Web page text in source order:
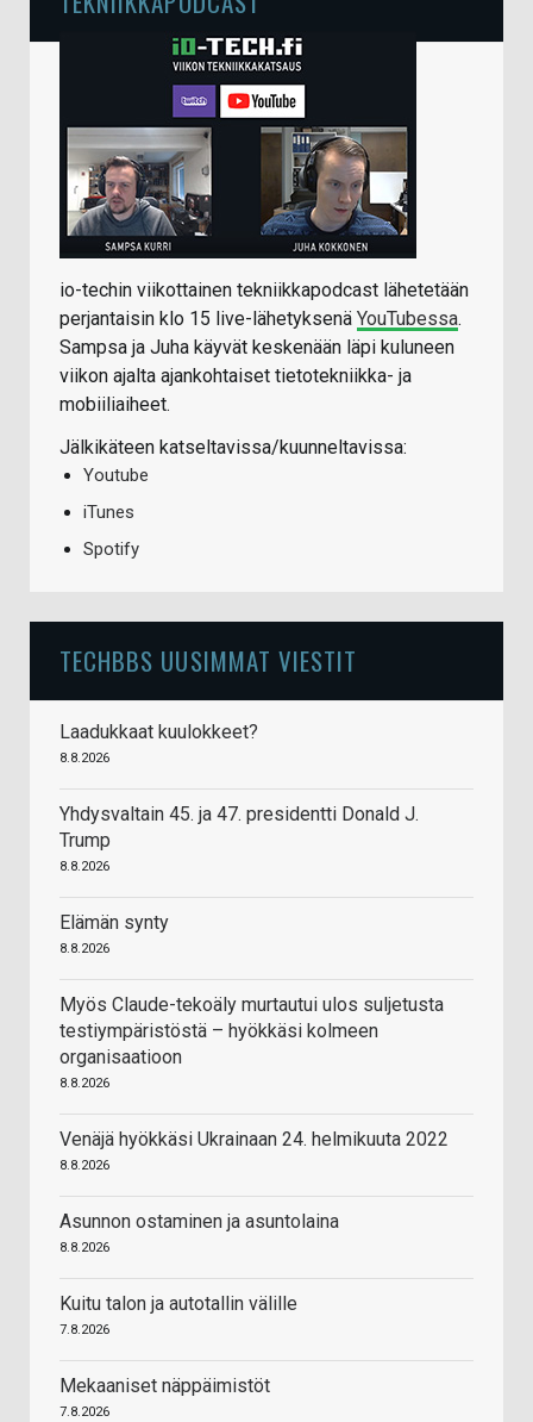
io-techin viikottainen tekniikkapodcast lähetetään
perjantaisin klo 15 live-lähetyksenä YouTubessa.
Sampsa ja Juha käyvät keskenään läpi kuluneen
viikon ajalta ajankohtaiset tietotekniikka- ja
mobiiliaiheet.
Jälkikäteen katseltavissa/kuunneltavissa:
Youtube
iTunes
Spotify
TECHBBS UUSIMMAT VIESTIT
Laadukkaat kuulokkeet?
8.8.2026
Yhdysvaltain 45. ja 47. presidentti Donald J.
Trump
8.8.2026
Elämän synty
8.8.2026
Myös Claude-tekoäly murtautui ulos suljetusta
testiympäristöstä – hyökkäsi kolmeen
organisaatioon
8.8.2026
Venäjä hyökkäsi Ukrainaan 24. helmikuuta 2022
8.8.2026
Asunnon ostaminen ja asuntolaina
8.8.2026
Kuitu talon ja autotallin välille
7.8.2026
Mekaaniset näppäimistöt
7.8.2026